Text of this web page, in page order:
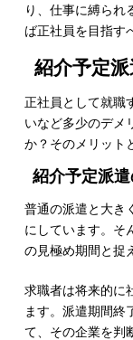
り、仕事に縛られ
ば正社員を目指す
紹介予定
正社員として就職
いなど多少のデメ
か？そのメリット
紹介予定派
普通の派遣と大き
にしています。そ
の見極め期間と捉
求職者は将来的に
ます。派遣期間終
て、その企業を判